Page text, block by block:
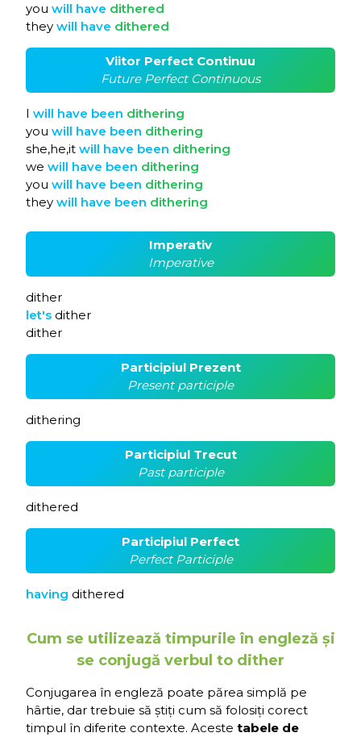
you will have dithered
they will have dithered
Viitor Perfect Continuu
Future Perfect Continuous
I will have been dithering
you will have been dithering
she,he,it will have been dithering
we will have been dithering
you will have been dithering
they will have been dithering
Imperativ
Imperative
dither
let's dither
dither
Participiul Prezent
Present participle
dithering
Participiul Trecut
Past participle
dithered
Participiul Perfect
Perfect Participle
having dithered
Cum se utilizează timpurile în engleză și
se conjugă verbul to dither
Conjugarea în engleză poate părea simplă pe
hârtie, dar trebuie să știți cum să folosiți corect
timpul în diferite contexte. Aceste tabele de